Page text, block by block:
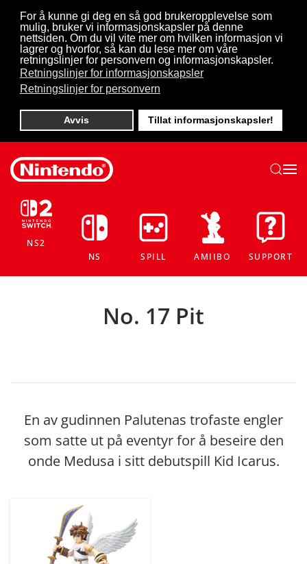
For å kunne gi deg en så god brukeropplevelse som
mulig, bruker vi informasjonskapsler på denne
nettsiden. Om du vil vite mer om hvilken informasjon vi
lagrer og hvorfor, så kan du lese mer om våre
retningslinjer for personvern og informasjonskapsler.
Retningslinjer for informasjonskapsler
Retningslinjer for personvern
Avvis Tillat informasjonskapsler!
Skip to main content
NS2
NS
SPILL AMIIBO SUPPORT
No. 17 Pit
En av gudinnen Palutenas trofaste engler
som satte ut på eventyr for å beseire den
onde Medusa i sitt debutspill Kid Icarus.